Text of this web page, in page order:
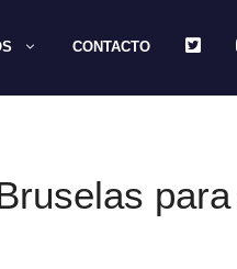
CONTACTO